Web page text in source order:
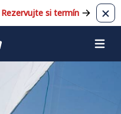
Rezervujte si termín